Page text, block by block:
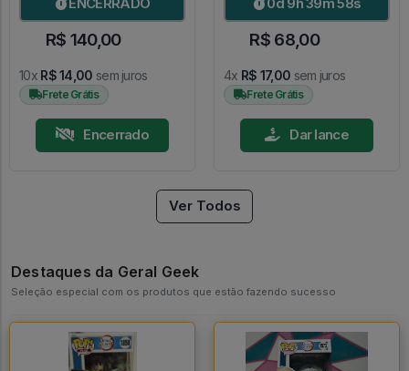
R$ 140,00
10x R$ 14,00 sem juros
Frete Grátis
Encerrado
R$ 68,00
4x R$ 17,00 sem juros
Frete Grátis
Dar lance
Ver Todos
Destaques da Geral Geek
Seleção especial com os produtos que estão fazendo sucesso